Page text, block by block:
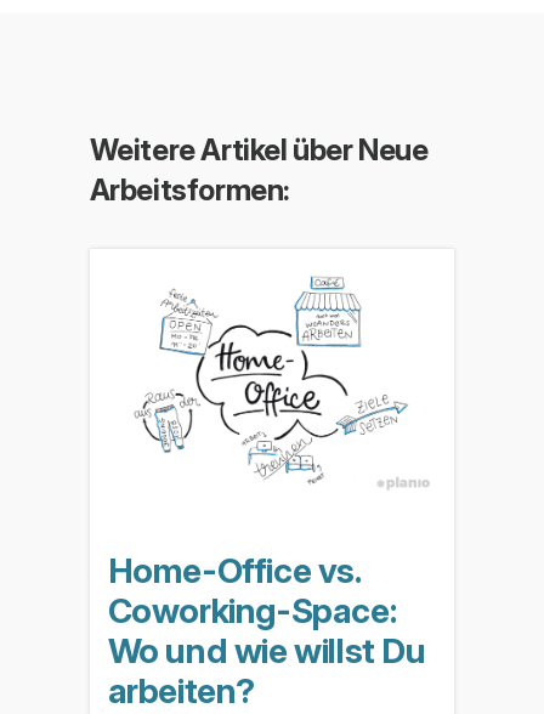
Weitere Artikel über Neue
Arbeitsformen:
Home-Office vs.
Coworking-Space:
Wo und wie willst Du
arbeiten?